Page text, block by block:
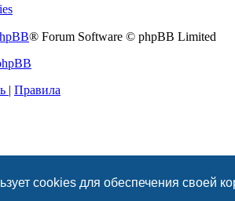
cookies для обеспечения своей
® Forum Software © phpBB Limited
| Правила